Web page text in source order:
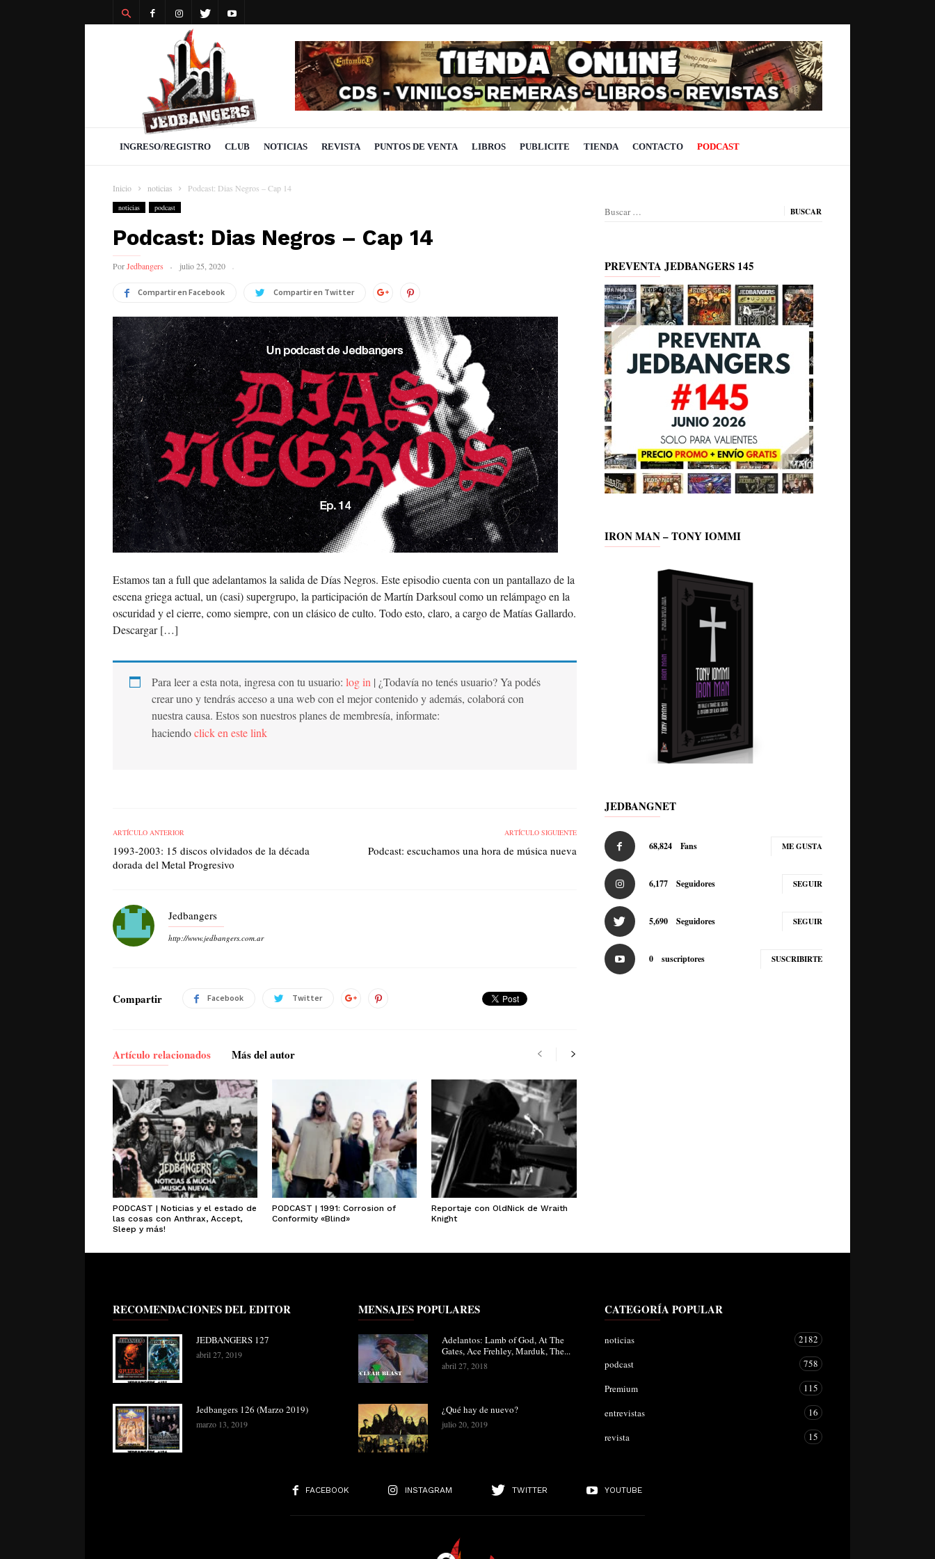
INGRESO/REGISTRO CLUB NOTICIAS REVISTA PUNTOS DE VENTA LIBROS PUBLICITE TIENDA CONTACTO PODCAST
Inicio noticias Podcast: Dias Negros – Cap 14
noticias podcast
Podcast: Dias Negros – Cap 14
PorJedbangers julio 25, 2020
Compartir en Facebook Compartir en Twitter
Estamos tan a full que adelantamos la salida de Días Negros. Este episodio cuenta con un pantallazo de la
escena griega actual, un (casi) supergrupo, la participación de Martín Darksoul como un relámpago en la
oscuridad y el cierre, como siempre, con un clásico de culto. Todo esto, claro, a cargo de Matías Gallardo.
Descargar […]
Para leer a esta nota, ingresa con tu usuario: log in | ¿Todavía no tenés usuario? Ya podés
crear uno y tendrás acceso a una web con el mejor contenido y además, colaborá con
nuestra causa. Estos son nuestros planes de membresía, informate:
haciendoclick en este link
ARTÍCULO ANTERIOR
1993-2003: 15 discos olvidados de la década
dorada del Metal Progresivo
ARTÍCULO SIGUIENTE
Podcast: escuchamos una hora de música nueva
Jedbangers
http://www.jedbangers.com.ar
Compartir Facebook Twitter
Artículo relacionados Más del autor
PODCAST | Noticias y el estado de
las cosas con Anthrax, Accept,
Sleep y más!
PODCAST | 1991: Corrosion of
Conformity «Blind»
Reportaje con OldNick de Wraith
Knight
Buscar:
PREVENTA JEDBANGERS 145
IRON MAN – TONY IOMMI
JEDBANGNET
68,824 Fans ME GUSTA
6,177 Seguidores SEGUIR
5,690 Seguidores SEGUIR
0 suscriptores SUSCRIBIRTE
RECOMENDACIONES DEL EDITOR
JEDBANGERS 127
abril 27, 2019
Jedbangers 126 (Marzo 2019)
marzo 13, 2019
MENSAJES POPULARES
Adelantos: Lamb of God, At The
Gates, Ace Frehley, Marduk, The...
abril 27, 2018
¿Qué hay de nuevo?
julio 20, 2019
CATEGORÍA POPULAR
noticias
2182
podcast
758
Premium
115
entrevistas
16
revista
15
FACEBOOK INSTAGRAM TWITTER YOUTUBE